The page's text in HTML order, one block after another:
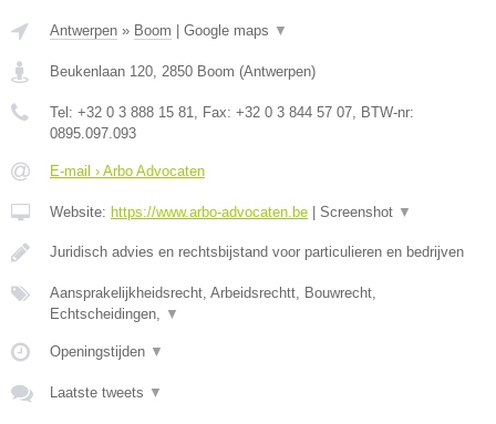
Antwerpen » Boom Google maps ▼
Beukenlaan 120, 2850 Boom (Antwerpen)
Tel: +32 0 3 888 15 81, Fax: +32 0 3 844 57 07, BTW-nr:
0895.097.093
E-mail › Arbo Advocaten
Website: https://www.arbo-advocaten.be Screenshot ▼
Juridisch advies en rechtsbijstand voor particulieren en bedrijven
Aansprakelijkheidsrecht, Arbeidsrechtt, Bouwrecht,
Echtscheidingen, ▼
Openingstijden ▼
Laatste tweets ▼